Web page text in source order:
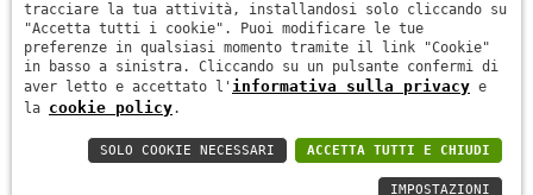
info@antsrl.eu
Via della Concordia, 4 37036 - San Martino Buon
tracciare la tua attività, installandosi solo cliccando su
"Accetta tutti i cookie". Puoi modificare le tue
preferenze in qualsiasi momento tramite il link "Cookie"
in basso a sinistra. Cliccando su un pulsante confermi di
aver letto e accettato l' informativa sulla privacy e
la cookie policy.
ACCETTA TUTTI E CHIUDI
SOLO COOKIE NECESSARI
IMPOSTAZIONI